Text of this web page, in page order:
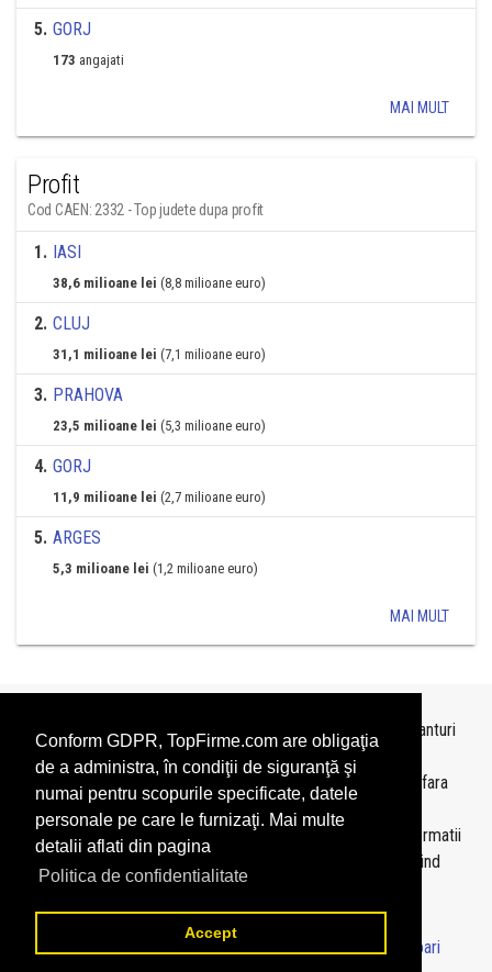
Conform GDPR, TopFirme.com are obligaţia
de a administra, în condiţii de siguranţă şi
numai pentru scopurile specificate, datele
personale pe care le furnizaţi. Mai multe
detalii aflati din pagina
Politica de confidentialitate
Accept
5. GORJ
173 angajati
MAI MULT
Profit
Cod CAEN: 2332 - Top judete dupa profit
1. IASI
38,6 milioane lei (8,8 milioane euro)
2. CLUJ
31,1 milioane lei (7,1 milioane euro)
3. PRAHOVA
23,5 milioane lei (5,3 milioane euro)
4. GORJ
11,9 milioane lei (2,7 milioane euro)
5. ARGES
5,3 milioane lei (1,2 milioane euro)
MAI MULT
Topurile sunt realizate deTopFirme
pe baza ultimelor bilanturi
depuse si au scop informativ.
Este interzisa folosirea topurilor fara acordul TopFirme si fara
precizarea sursei.
Daca doriti sa achizitionati
topuri personalizate
sau informatii
despre agentii economici va rugam sa ne contactati folosind
sectiunea Contact
© 2026 - TopFirme -Termeni si conditii-Contact-Intrebari